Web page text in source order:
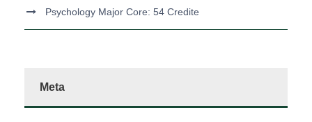
Psychology Major Core: 54 Credite
Meta